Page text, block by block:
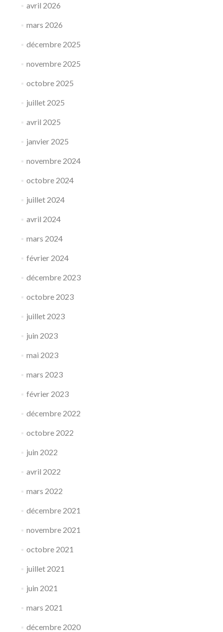
avril 2026
mars 2026
décembre 2025
novembre 2025
octobre 2025
juillet 2025
avril 2025
janvier 2025
novembre 2024
octobre 2024
juillet 2024
avril 2024
mars 2024
février 2024
décembre 2023
octobre 2023
juillet 2023
juin 2023
mai 2023
mars 2023
février 2023
décembre 2022
octobre 2022
juin 2022
avril 2022
mars 2022
décembre 2021
novembre 2021
octobre 2021
juillet 2021
juin 2021
mars 2021
décembre 2020